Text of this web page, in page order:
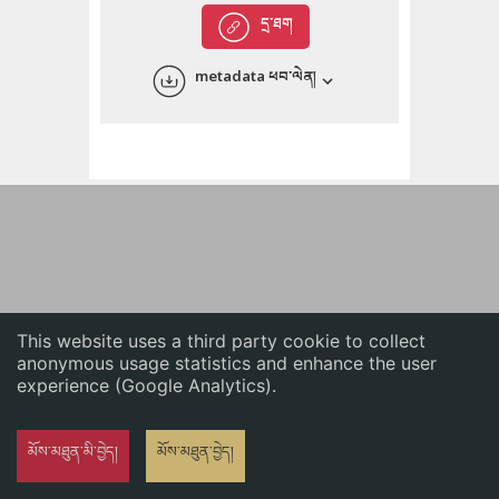
This website uses a third party cookie to collect
anonymous usage statistics and enhance the user
experience (Google Analytics).
མོས་མཐུན་མི་བྱེད། མོས་མཐུན་བྱེད།
English
དྲ་ཐག
metadata ཕབ་ལེན།